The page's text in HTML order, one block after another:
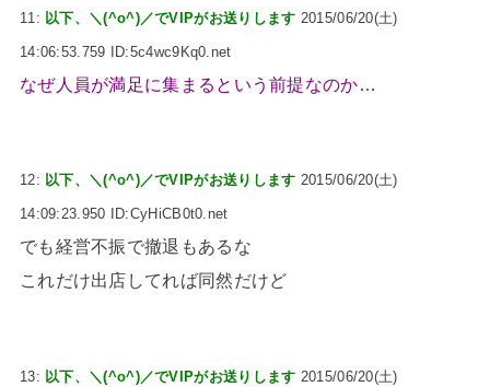
11: 以下、＼(^o^)／でVIPがお送りします 2015/06/20(土)
14:06:53.759 ID:5c4wc9Kq0.net
なぜ人員が満足に集まるという前提なのか…
12: 以下、＼(^o^)／でVIPがお送りします 2015/06/20(土)
14:09:23.950 ID:CyHiCB0t0.net
でも経営不振で撤退もあるな
これだけ出店してれば同然だけど
13: 以下、＼(^o^)／でVIPがお送りします 2015/06/20(土)